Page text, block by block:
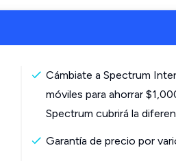
Cámbiate a Spectrum
móviles para ahorrar
Spectrum cubrirá la
Garantía de precio por